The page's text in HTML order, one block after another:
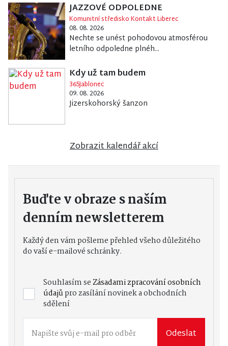
JAZZOVÉ ODPOLEDNE
Komunitní středisko Kontakt Liberec
08. 08. 2026
Nechte se unést pohodovou atmosférou
letního odpoledne plnéh...
Kdy už tam budem
365Jablonec
09. 08. 2026
Jizerskohorský šanzon
Zobrazit kalendář akcí
Buďte v obraze s naším
denním newsletterem
Každý den vám pošleme přehled všeho důležitého
do vaší e-mailové schránky.
Souhlasím seZásadami zpracování osobních
údajůpro zasílání novinek a obchodních
sdělení
Odeslat